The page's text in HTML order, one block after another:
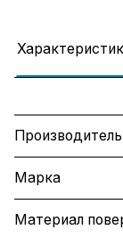
Производитель
Марка
Материал